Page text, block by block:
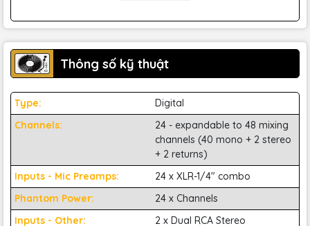
Màn hình cảm ứng màu TFT 7 inch trên Yamaha TF3 cho
phép ae dễ dàng điều chỉnh và kiểm soát các tham số âm
thanh chỉ bằng cách chạm và vuốt trên màn hình. Với cổng
kết nối đa dạng bao gồm USB, Ethernet, và card mở rộng
Dante, TF3 cho phép tích hợp dễ dàng với các hệ thống âm
Thông số kỹ thuật
Type:
Digital
Channels:
24 - expandable to 48 mixing
channels (40 mono + 2 stereo
+ 2 returns)
Inputs - Mic Preamps:
24 x XLR-1/4" combo
Phantom Power:
24 x Channels
Inputs - Other:
2 x Dual RCA Stereo